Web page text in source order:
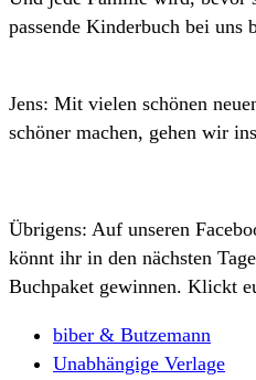
passende Kinderbuch bei uns
Jens: Mit vielen schönen
schöner machen, gehen wir
Übrigens: Auf unseren
könnt ihr in den nächsten
Buchpaket gewinnen. Klickt
biber & Butzemann
Unabhängige Verlage